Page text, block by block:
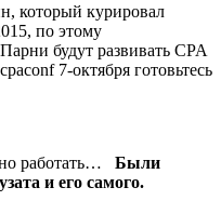
который курировал
по этому
будут развивать CPA
7-октября готовьтесь
работать… Были
и его самого.